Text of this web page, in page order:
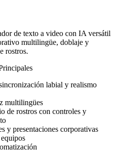
de texto a video con IA versátil
multilingüe, doblaje y
rostros.
labial y realismo
multilingües
de rostros con controles y
y presentaciones corporativas